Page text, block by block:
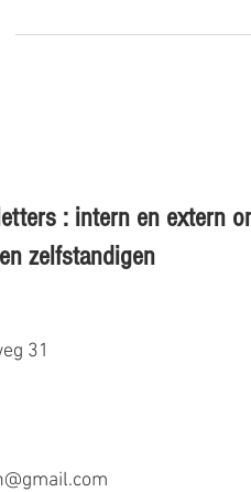
: intern en extern
zelfstandigen
31